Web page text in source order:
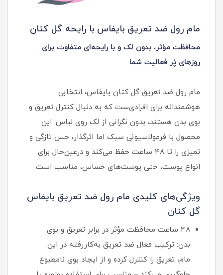
مام رول ضد تعریق بایفاس با رایحه گل کتان
محافظت مؤثر، بدون لک و با رایحه‌ای متفاوت برای
روزهای پُر فعالیت شما
مام رول ضد تعریق گل کتان بایفاس، انتخابی
هوشمندانه برای افرادی‌ست که به دنبال کنترل تعریق و
بوی بدن هستند، بدون نگرانی از لک روی لباس. این
محصول با فرمولاسیونی سبک اما اثرگذار، حس تازگی و
تمیزی را تا ۴۸ ساعت حفظ می‌کند و درعین‌حال برای
انواع پوست، حتی پوست‌های حساس، مناسب است.
ویژگی‌های کلیدی مام رول ضد تعریق بایفاس
گل کتان
48 ساعت محافظت مؤثر در برابر تعریق و بوی
بدن: ترکیب فعال ضد تعریق به‌کاررفته در این
مام، تعریق را کنترل کرده و از ایجاد بوی نامطبوع